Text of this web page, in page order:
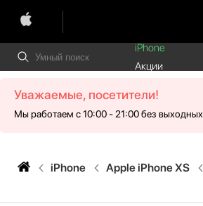
iPhone
Акции
Уважаемые, посетители!
Мы работаем с 10:00 - 21:00 без
iPhone Apple iPhone XS